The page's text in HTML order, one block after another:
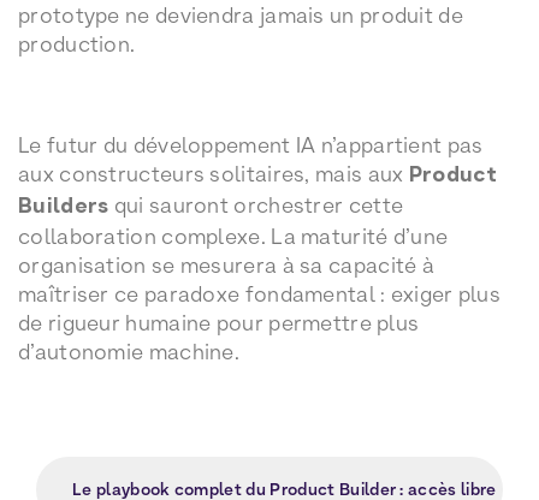
prototype ne deviendra jamais un produit de
production.
Le futur du développement IA n’appartient pas
aux constructeurs solitaires, mais aux Product
Builders qui sauront orchestrer cette
collaboration complexe. La maturité d’une
organisation se mesurera à sa capacité à
maîtriser ce paradoxe fondamental : exiger plus
de rigueur humaine pour permettre plus
d’autonomie machine.
Le playbook complet du Product Builder : accès libre